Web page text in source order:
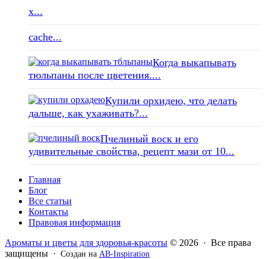
x...
cache...
Когда выкапывать
тюльпаны после цветения....
Купили орхидею, что делать
дальше, как ухаживать?...
Пчелиный воск и его
удивительные свойства, рецепт мази от 10...
Главная
Блог
Все статьи
Контакты
Правовая информация
Ароматы и цветы для здоровья-красоты © 2026 · Все права
защищены · Создан на AB-Inspiration